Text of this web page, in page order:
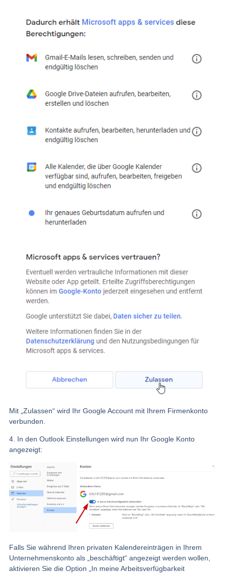
Mit „Zulassen“ wird Ihr Google Account mit Ihrem Firmenkonto
verbunden.
4. In den Outlook Einstellungen wird nun Ihr Google Konto
angezeigt:
Falls Sie während Ihren privaten Kalendereinträgen in Ihrem
Unternehmenskonto als „beschäftigt“ angezeigt werden wollen,
aktivieren Sie die Option „In meine Arbeitsverfügbarkeit